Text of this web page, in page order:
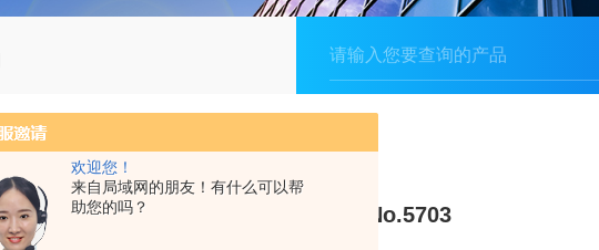
欢迎您！
来自局域网的朋友！有什么可以帮
助您的吗？
KONAN甲南 活塞阀 No.5703